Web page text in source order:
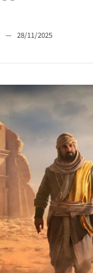
— 28/11/2025